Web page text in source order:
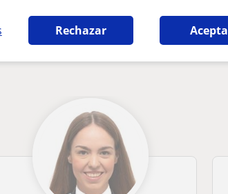
Rechazar
que pueden interesarte